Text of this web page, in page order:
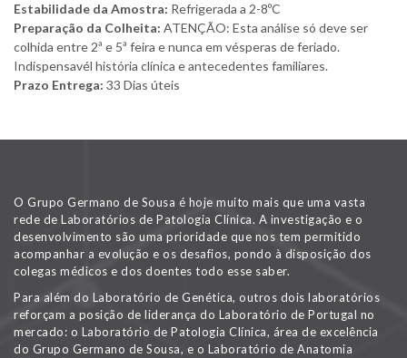
Estabilidade da Amostra: Refrigerada a 2-8ºC
Preparação da Colheita: ATENÇÃO: Esta análise só deve ser
colhida entre 2ª e 5ª feira e nunca em vésperas de feriado.
Indispensavél história clínica e antecedentes familiares.
Prazo Entrega: 33 Dias úteis
O Grupo Germano de Sousa é hoje muito mais que uma vasta
rede de Laboratórios de Patologia Clínica. A investigação e o
desenvolvimento são uma prioridade que nos tem permitido
acompanhar a evolução e os desafios, pondo à disposição dos
colegas médicos e dos doentes todo esse saber.
Para além do Laboratório de Genética, outros dois laboratórios
reforçam a posição de liderança do Laboratório de Portugal no
mercado: o Laboratório de Patologia Clínica, área de excelência
do Grupo Germano de Sousa, e o Laboratório de Anatomia